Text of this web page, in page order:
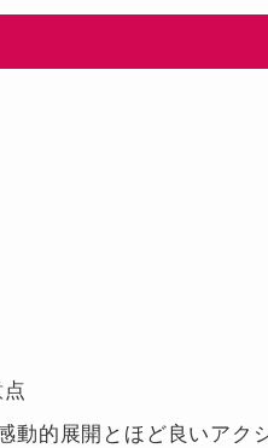
動的展開とほど良いアク